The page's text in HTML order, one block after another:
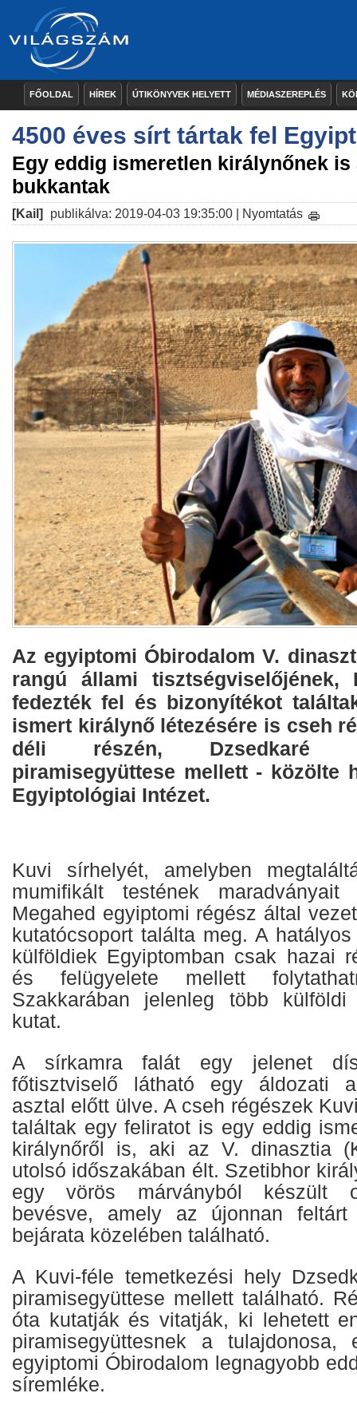
FŐOLDAL HÍREK ÚTIKÖNYVEK HELYETT MÉDIASZEREPLÉS
4500 éves sírt tártak fel
Egy eddig ismeretlen királynőnek is
bukkantak
[Kail] publikálva: 2019-04-03 19:35:00 | Nyomtatás
Az egyiptomi Óbirodalom V.
rangú állami
fedezték fel és bizonyítékot
ismert királynő létezésére is cseh
déli részén, Dzsedkaré
piramisegyüttese mellett - közölte
Egyiptológiai Intézet.
Kuvi sírhelyét, amelyben
mumifikált testének
Megahed egyiptomi régész által
kutatócsoport találta meg. A
külföldiek Egyiptomban csak hazai
és felügyelete mellett
Szakkarában jelenleg több
kutat.
A sírkamra falát egy jelenet
főtisztviselő látható egy áldozati
asztal előtt ülve. A cseh régészek
találtak egy feliratot is egy eddig
királynőről is, aki az V. dinasztia
utolsó időszakában élt. Szetibhor
egy vörös márványból készült
bevésve, amely az újonnan feltárt
bejárata közelében található.
A Kuvi-féle temetkezési hely
piramisegyüttese mellett található.
óta kutatják és vitatják, ki lehetett
piramisegyüttesnek a
egyiptomi Óbirodalom legnagyobb
síremléke.